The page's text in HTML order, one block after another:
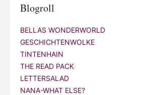
Blogroll
BELLAS WONDERWORLD
GESCHICHTENWOLKE
TINTENHAIN
THE READ PACK
LETTERSALAD
NANA-WHAT ELSE?